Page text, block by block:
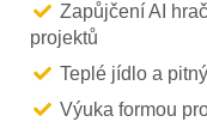
Zapůjčení AI
projektů
Teplé jídlo a
Výuka formou